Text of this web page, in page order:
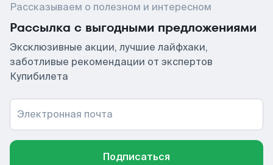
Рассказываем о полезном и интересном
Рассылка с выгодными предложениями
Эксклюзивные акции, лучшие лайфхаки,
заботливые рекомендации от экспертов
Купибилета
Электронная почта
Подписаться